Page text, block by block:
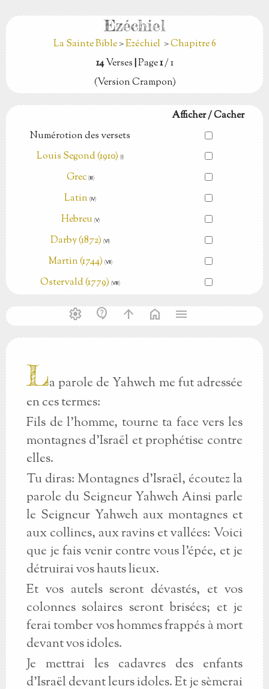
Ezéchiel
La Sainte Bible>Ezéchiel >Chapitre 6
14Verses|Page1/ 1
(Version Crampon)
Afficher / Cacher
Numérotion des versets
Louis Segond (1910) (Ⅰ)
Grec (Ⅲ)
Latin (Ⅳ)
Hebreu (Ⅴ)
Darby (1872) (Ⅵ)
Martin (1744) (Ⅶ)
Ostervald (1779) (Ⅷ)
settings contact_support arrow_upward home menu
La parole de Yahweh me fut adressée
en ces termes:
Fils de l'homme, tourne ta face vers les
montagnes d'Israël et prophétise contre
elles.
Tu diras: Montagnes d'Israël, écoutez la
parole du Seigneur Yahweh Ainsi parle
le Seigneur Yahweh aux montagnes et
aux collines, aux ravins et vallées: Voici
que je fais venir contre vous l'épée, et je
détruirai vos hauts lieux.
Et vos autels seront dévastés, et vos
colonnes solaires seront brisées; et je
ferai tomber vos hommes frappés à mort
devant vos idoles.
Je mettrai les cadavres des enfants
d'Israël devant leurs idoles. Et je sèmerai